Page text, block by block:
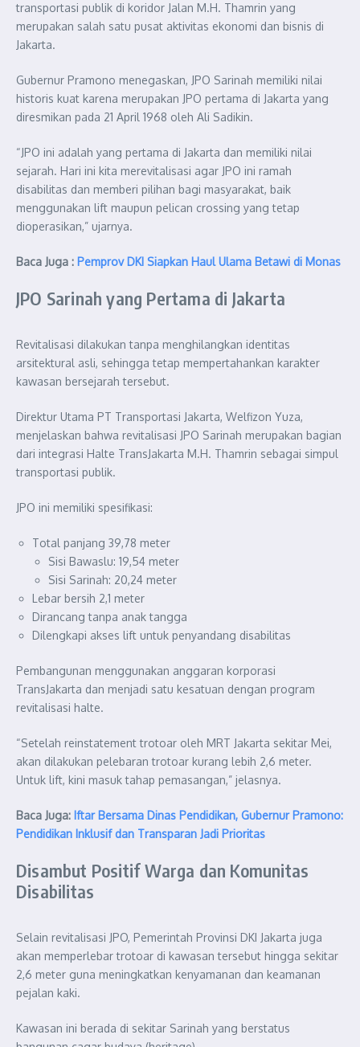
transportasi publik di koridor Jalan M.H. Thamrin yang
merupakan salah satu pusat aktivitas ekonomi dan bisnis di
Jakarta.
Gubernur Pramono menegaskan, JPO Sarinah memiliki nilai
historis kuat karena merupakan JPO pertama di Jakarta yang
diresmikan pada 21 April 1968 oleh Ali Sadikin.
“JPO ini adalah yang pertama di Jakarta dan memiliki nilai
sejarah. Hari ini kita merevitalisasi agar JPO ini ramah
disabilitas dan memberi pilihan bagi masyarakat, baik
menggunakan lift maupun pelican crossing yang tetap
dioperasikan,” ujarnya.
Baca Juga : Pemprov DKI Siapkan Haul Ulama Betawi di Monas
JPO Sarinah yang Pertama di Jakarta
Revitalisasi dilakukan tanpa menghilangkan identitas
arsitektural asli, sehingga tetap mempertahankan karakter
kawasan bersejarah tersebut.
Direktur Utama PT Transportasi Jakarta, Welfizon Yuza,
menjelaskan bahwa revitalisasi JPO Sarinah merupakan bagian
dari integrasi Halte TransJakarta M.H. Thamrin sebagai simpul
transportasi publik.
JPO ini memiliki spesifikasi:
Total panjang 39,78 meter
Sisi Bawaslu: 19,54 meter
Sisi Sarinah: 20,24 meter
Lebar bersih 2,1 meter
Dirancang tanpa anak tangga
Dilengkapi akses lift untuk penyandang disabilitas
Pembangunan menggunakan anggaran korporasi
TransJakarta dan menjadi satu kesatuan dengan program
revitalisasi halte.
“Setelah reinstatement trotoar oleh MRT Jakarta sekitar Mei,
akan dilakukan pelebaran trotoar kurang lebih 2,6 meter.
Untuk lift, kini masuk tahap pemasangan,” jelasnya.
Baca Juga: Iftar Bersama Dinas Pendidikan, Gubernur Pramono:
Pendidikan Inklusif dan Transparan Jadi Prioritas
Disambut Positif Warga dan Komunitas
Disabilitas
Selain revitalisasi JPO, Pemerintah Provinsi DKI Jakarta juga
akan memperlebar trotoar di kawasan tersebut hingga sekitar
2,6 meter guna meningkatkan kenyamanan dan keamanan
pejalan kaki.
Kawasan ini berada di sekitar Sarinah yang berstatus